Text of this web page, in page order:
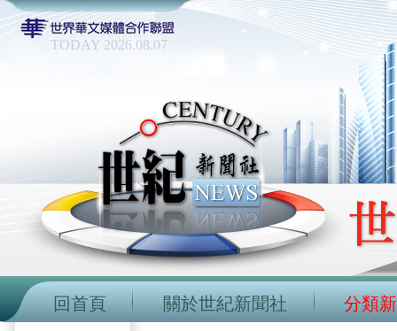
TODAY 2026.08.07
回首頁 關於世紀新聞社 分類